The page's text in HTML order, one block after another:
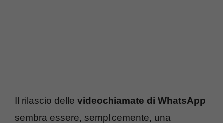
Il rilascio delle videochiamate di WhatsApp
sembra essere, semplicemente, una